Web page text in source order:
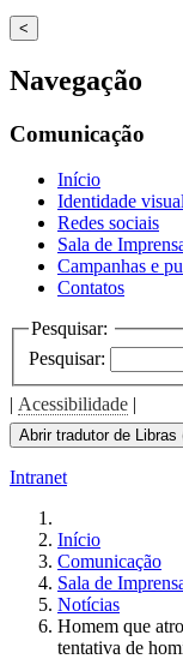
<
Navegação
Comunicação
Início
Identidade
Redes sociais
Sala de
Campanhas e
Contatos
Pesquisar:
Pesquisar:
| Acessibilidade |
Abrir tradutor de Libras
Intranet
Início
Comunicação
Sala de
Notícias
Homem que
tentativa de